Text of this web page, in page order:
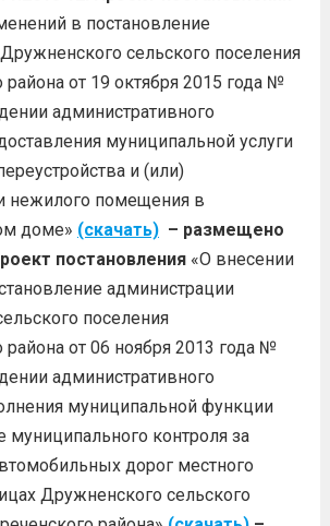
в постановление
сельского поселения
района от 19 октября 2015 года №
административного
муниципальной услуги
и (или)
нежилого помещения в
доме» (скачать) – размещено
постановления«О внесении
администрации
поселения
района от 06 ноября 2013 года №
административного
муниципальной функции
муниципального контроля за
дорог местного
Дружненского сельского